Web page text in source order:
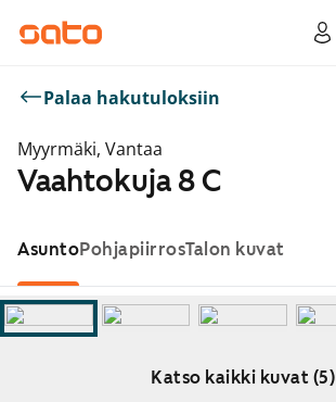
Palaa hakutuloksiin
Myyrmäki, Vantaa
Vaahtokuja 8 C
AsuntoPohjapiirrosTalon kuvat
Katso kaikki kuvat (5)